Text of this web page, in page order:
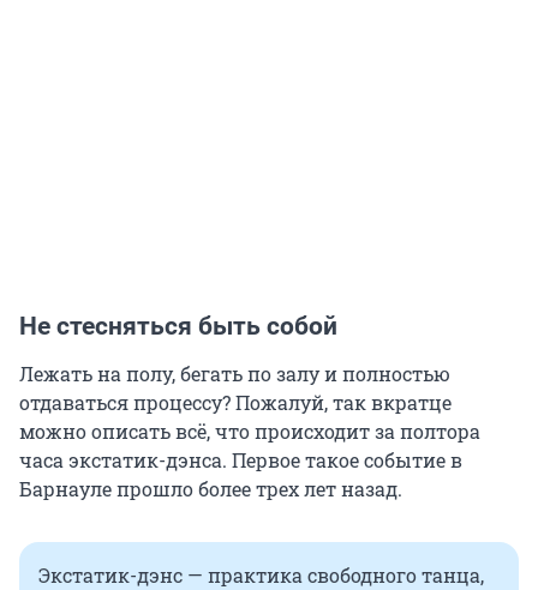
Не стесняться быть собой
Лежать на полу, бегать по залу и полностью
отдаваться процессу? Пожалуй, так вкратце
можно описать всё, что происходит за полтора
часа экстатик-дэнса. Первое такое событие в
Барнауле прошло более трех лет назад.
Экстатик-дэнс — практика свободного танца,